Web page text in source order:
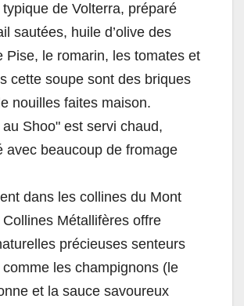
de Volterra, préparé
sautées, huile d’olive des
Pise, le romarin, les tomates et
cette soupe sont des briques
nouilles faites maison.
Shoo" est servi chaud,
avec beaucoup de fromage
dans les collines du Mont
Métallifères offre
précieuses senteurs
les champignons (le
et la sauce savoureux